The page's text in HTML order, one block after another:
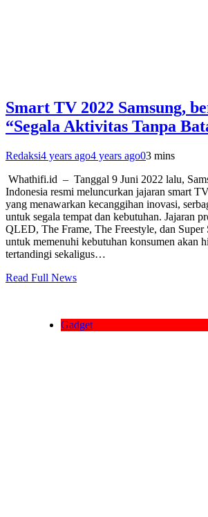
Smart TV 2022 Samsung,
“Segala Aktivitas Tanpa
Redaksi4 years ago4 years ago03 mins
Whathifi.id – Tanggal 9 Juni 2022 lalu,
Indonesia resmi meluncurkan jajaran smart
yang menawarkan kecanggihan inovasi,
untuk segala tempat dan kebutuhan. Jajaran
QLED, The Frame, The Freestyle, dan
untuk memenuhi kebutuhan konsumen akan
tertandingi sekaligus…
Read Full News
Gadget